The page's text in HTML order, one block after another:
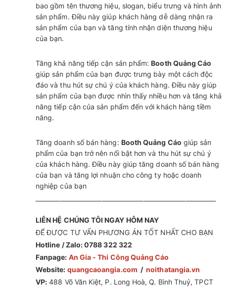
bao gồm tên thương hiệu, slogan, biểu trưng và hình ảnh
sản phẩm. Điều này giúp khách hàng dễ dàng nhận ra
sản phẩm của bạn và tăng tính nhận diện thương hiệu
của bạn.
Tăng khả năng tiếp cận sản phẩm: Booth Quảng Cáo
giúp sản phẩm của bạn được trưng bày một cách độc
đáo và thu hút sự chú ý của khách hàng. Điều này giúp
sản phẩm của bạn được nhìn thấy nhiều hơn và tăng khả
năng tiếp cận của sản phẩm đến với khách hàng tiềm
năng.
Tăng doanh số bán hàng: Booth Quảng Cáo giúp sản
phẩm của bạn trở nên nổi bật hơn và thu hút sự chú ý
của khách hàng. Điều này giúp tăng doanh số bán hàng
của bạn và tăng lợi nhuận cho công ty hoặc doanh
nghiệp của bạn
LIÊN HỆ CHÚNG TÔI NGAY HÔM NAY
ĐỂ ĐƯỢC TƯ VẤN PHƯƠNG ÁN TỐT NHẤT CHO BẠN
Hotline / Zalo: 0788 322 322
Fanpage: An Gia - Thi Công Quảng Cáo
Website: quangcaoangia.com / noithatangia.vn
VP: 488 Võ Văn Kiệt, P. Long Hoà, Q. Bình Thuỷ, TPCT